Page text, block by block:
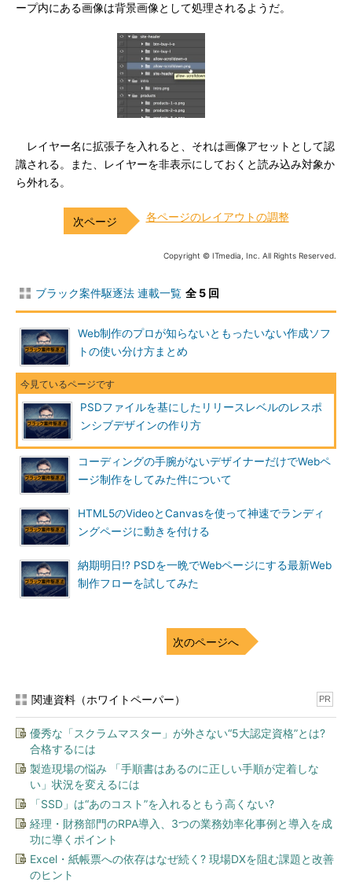
ープ内にある画像は背景画像として処理されるようだ。
レイヤー名に拡張子を入れると、それは画像アセットとして認
識される。また、レイヤーを非表示にしておくと読み込み対象か
ら外れる。
各ページのレイアウトの調整
Copyright © ITmedia, Inc. All Rights Reserved.
ブラック案件駆逐法 連載一覧 全 5 回
Web制作のプロが知らないともったいない作成ソフ
トの使い分け方まとめ
PSDファイルを基にしたリリースレベルのレスポ
ンシブデザインの作り方
コーディングの手腕がないデザイナーだけでWebペ
ージ制作をしてみた件について
HTML5のVideoとCanvasを使って神速でランディ
ングページに動きを付ける
納期明日!? PSDを一晩でWebページにする最新Web
制作フローを試してみた
次のページへ
関連資料（ホワイトペーパー） PR
優秀な「スクラムマスター」が外さない“5大認定資格”とは?
合格するには
製造現場の悩み 「手順書はあるのに正しい手順が定着しな
い」状況を変えるには
「SSD」は“あのコスト”を入れるともう高くない?
経理・財務部門のRPA導入、3つの業務効率化事例と導入を成
功に導くポイント
Excel・紙帳票への依存はなぜ続く? 現場DXを阻む課題と改善
のヒント